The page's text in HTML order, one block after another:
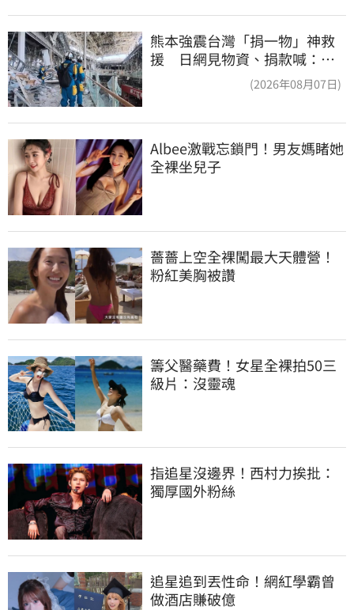
熊本強震台灣「捐一物」神救
援 日網見物資、捐款喊：給
(2026年08月07日)
Albee激戰忘鎖門！男友媽睹她
全裸坐兒子
薔薔上空全裸闖最大天體營！
粉紅美胸被讚
籌父醫藥費！女星全裸拍50三
級片：沒靈魂
指追星沒邊界！西村力挨批：
獨厚國外粉絲
追星追到丟性命！網紅學霸曾
做酒店賺破億